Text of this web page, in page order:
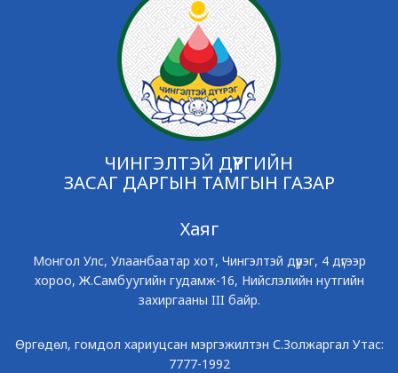
ЧИНГЭЛТЭЙ ДҮҮРГИЙН
ЗАСАГ ДАРГЫН ТАМГЫН ГАЗАР
Хаяг
Монгол Улс, Улаанбаатар хот, Чингэлтэй дүүрэг, 4 дүгээр
хороо, Ж.Самбуугийн гудамж-16, Нийслэлийн нутгийн
захиргааны III байр.
Өргөдөл, гомдол хариуцсан мэргэжилтэн С.Золжаргал Утас:
7777-1992